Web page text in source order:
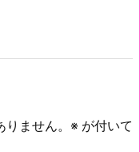
ません。 ※ が付いて